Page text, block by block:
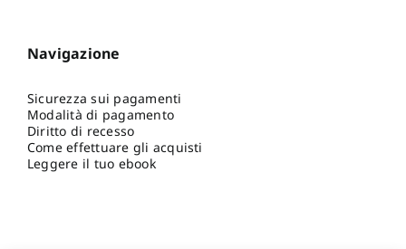
Navigazione
Sicurezza sui pagamenti
Modalità di pagamento
Diritto di recesso
Come effettuare gli acquisti
Leggere il tuo ebook